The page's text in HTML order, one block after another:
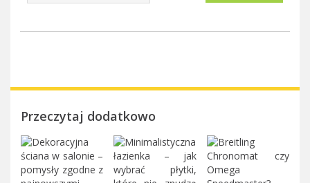
Przeczytaj dodatkowo